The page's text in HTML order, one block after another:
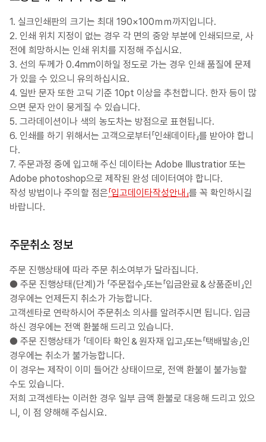
1. 실크인쇄판의 크기는 최대 190×100ｍｍ까지입니다.
2. 인쇄 위치 지정이 없는 경우 각 면의 중앙 부분에 인쇄되므로, 사
전에 희망하시는 인쇄 위치를 지정해 주십시요.
3. 선의 두께가 0.4mm이하일 정도로 가는 경우 인쇄 품질에 문제
가 있을 수 있으니 유의하십시요.
4. 일반 문자 또한 고딕 기준 10pt 이상을 추천합니다. 한자 등이 많
으면 문자 안이 뭉게질 수 있습니다.
5. 그라데이션이나 색의 농도차는 방점으로 표현됩니다.
6. 인쇄를 하기 위해서는 고객으로부터「인쇄데이타」를 받아야 합니
다.
7. 주문과정 중에 입고해 주신 데이타는 Adobe Illustratior 또는
Adobe photoshop으로 제작된 완성 데이터여야 합니다.
작성 방법이나 주의할 점은「입고데이타작성안내」를 꼭 확인하시길
바랍니다.
주문취소 정보
주문 진행상태에 따라 주문 취소여부가 달라집니다.
● 주문 진행상태(단계)가 「주문접수」또는「입금완료＆상품준비」인
경우에는 언제든지 취소가 가능합니다.
고객센타로 연락하시어 주문취소 의사를 알려주시면 됩니다. 입금
하신 경우에는 전액 환불해 드리고 있습니다.
● 주문 진행상태가 「데이타 확인＆원자재 입고」또는「택배발송」인
경우에는 취소가 불가능합니다.
이 경우는 제작이 이미 들어간 상태이므로, 전액 환불이 불가능할
수도 있습니다.
저희 고객센타는 이러한 경우 일부 금액 환불로 대응해 드리고 있으
니, 이 점 양해해 주십시요.